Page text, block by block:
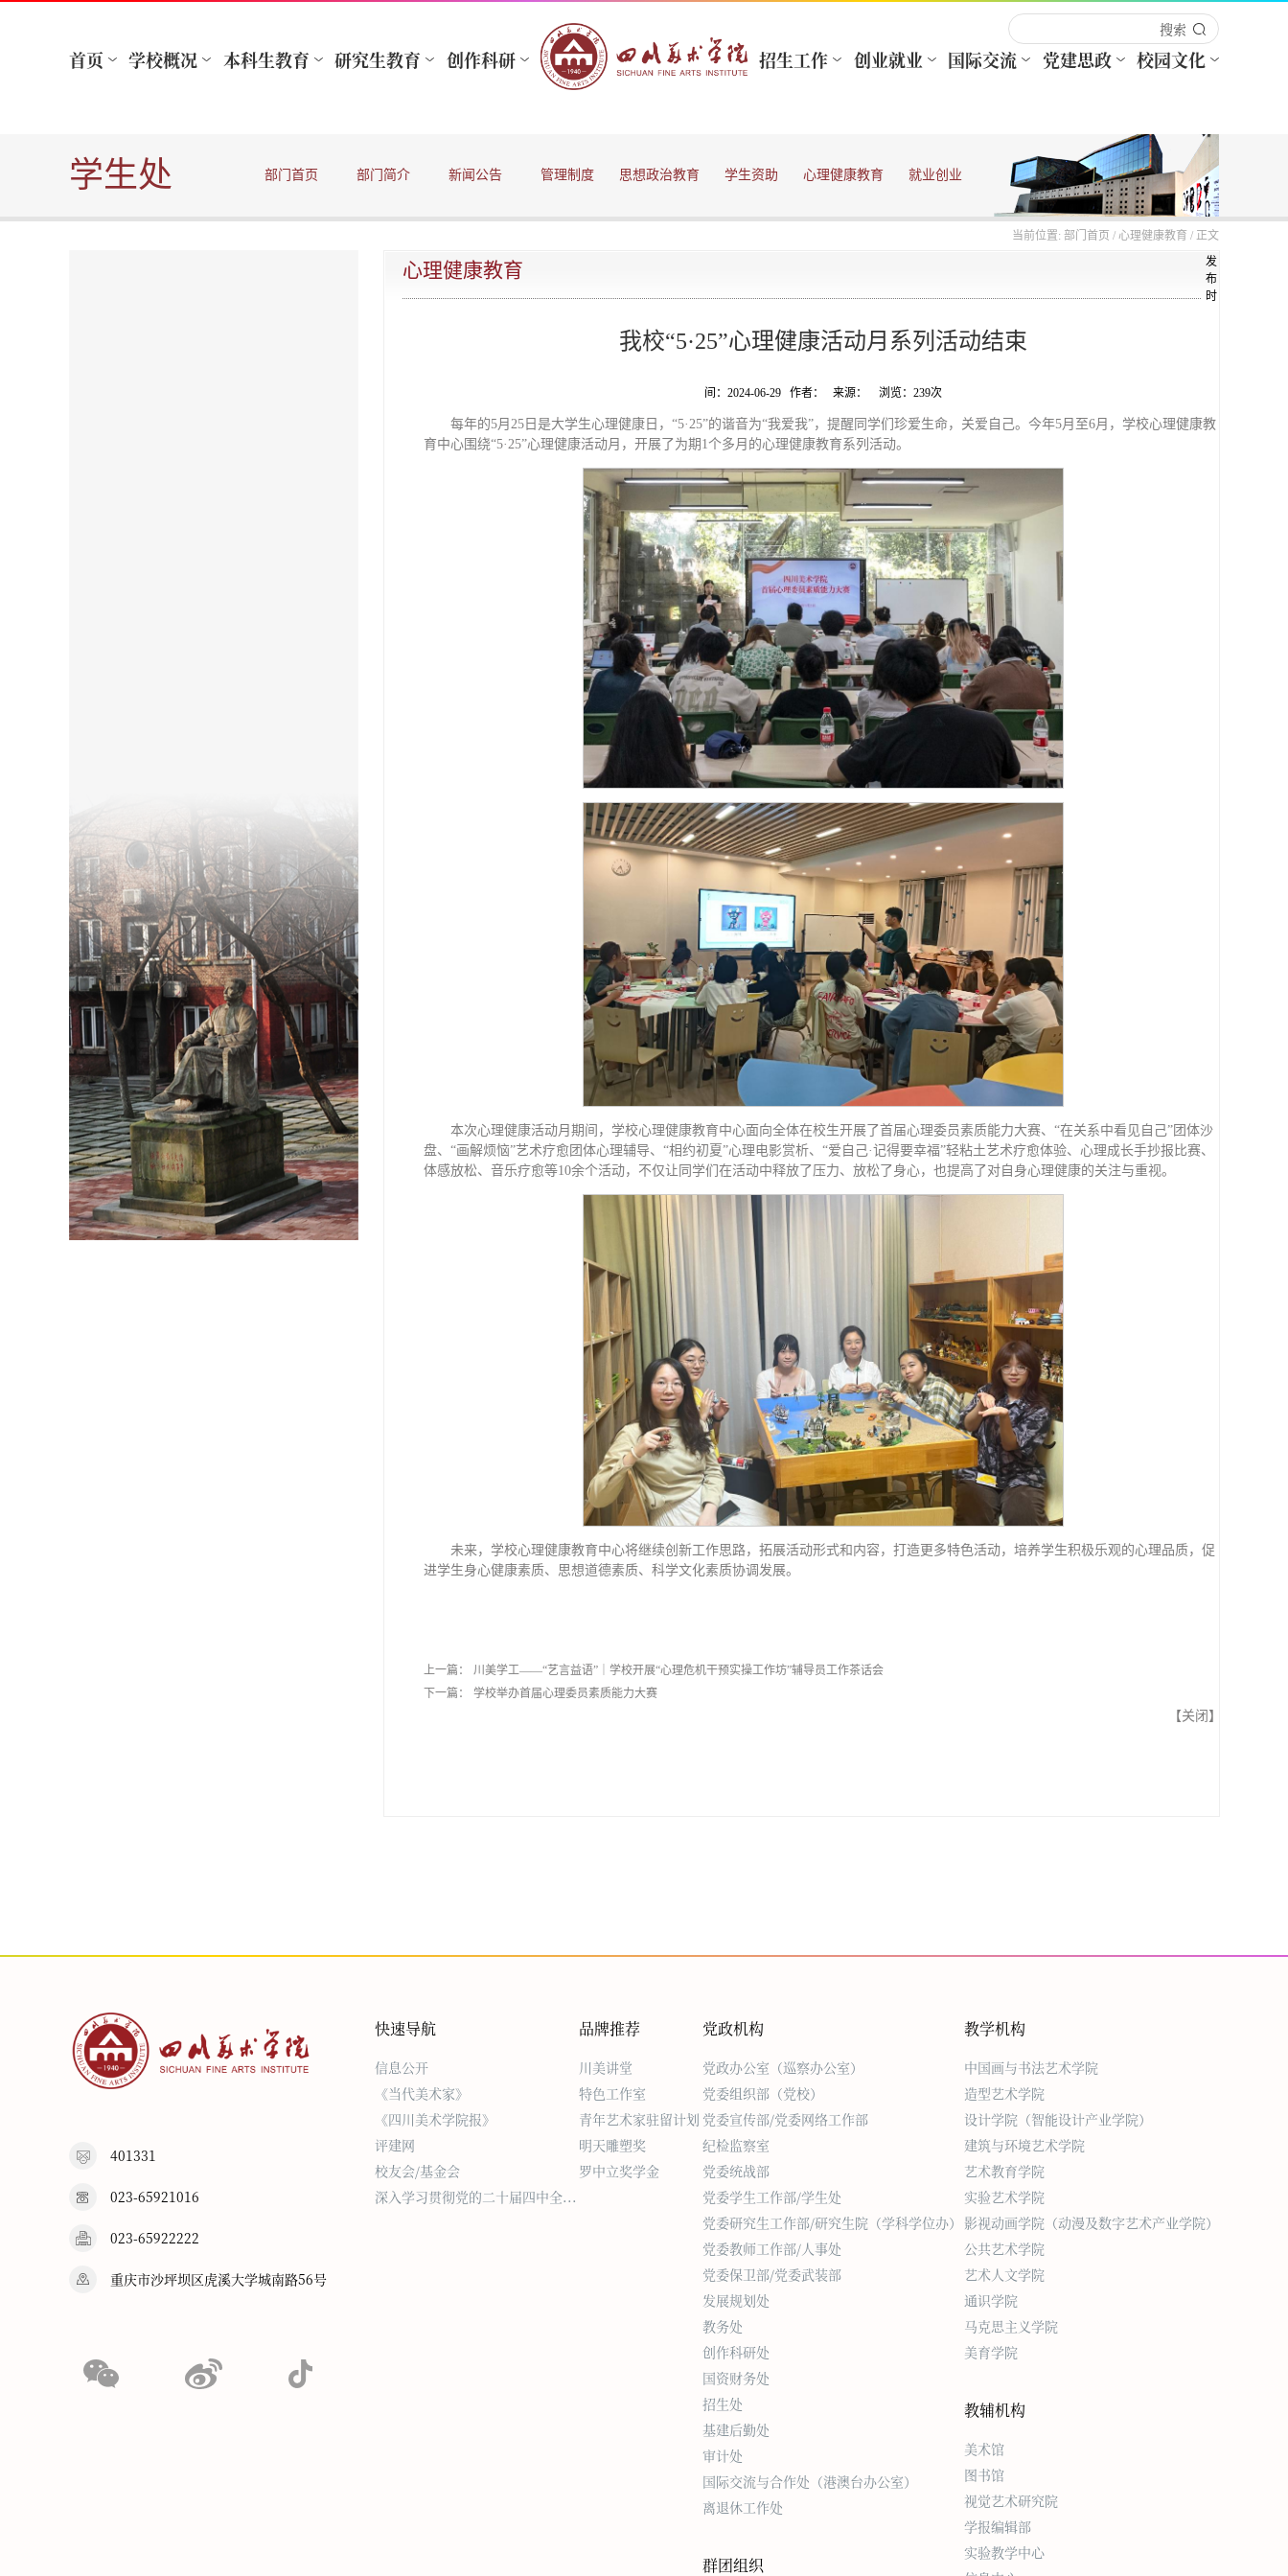
学生处 部门首页 部门简介 新闻公告 管理制度 思想政治教育 学生资助 心理健康教育 就业创业
当前位置: 部门首页 / 心理健康教育 / 正文
心理健康教育
我校“5·25”心理健康活动月系列活动结束
发
布
时
间：2024-06-29 作者： 来源： 浏览： 239次
每年的5月25日是大学生心理健康日，“5·25”的谐音为“我爱我”，提醒同学们珍爱生命，关爱自己。今年5月至6月，学校心理健康教
育中心围绕“5·25”心理健康活动月，开展了为期1个多月的心理健康教育系列活动。
本次心理健康活动月期间，学校心理健康教育中心面向全体在校生开展了首届心理委员素质能力大赛、“在关系中看见自己”团体沙
盘、“画解烦恼”艺术疗愈团体心理辅导、“相约初夏”心理电影赏析、“爱自己·记得要幸福”轻粘土艺术疗愈体验、心理成长手抄报比赛、
体感放松、音乐疗愈等10余个活动，不仅让同学们在活动中释放了压力、放松了身心，也提高了对自身心理健康的关注与重视。
未来，学校心理健康教育中心将继续创新工作思路，拓展活动形式和内容，打造更多特色活动，培养学生积极乐观的心理品质，促
进学生身心健康素质、思想道德素质、科学文化素质协调发展。
上一篇：
川美学工——“艺言益语”｜学校开展“心理危机干预实操工作坊”辅导员工作茶话会
下一篇：
学校举办首届心理委员素质能力大赛
【关闭 】